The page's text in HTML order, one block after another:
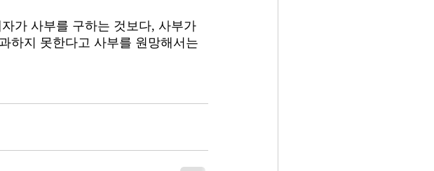
가 사부를 구하는 것보다, 사부가
하지 못한다고 사부를 원망해서는